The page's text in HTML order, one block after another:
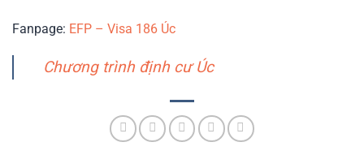
Fanpage: EFP – Visa 186 Úc
Chương trình định cư Úc